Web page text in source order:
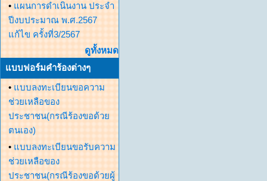
• แผนการดำเนินงาน ประจำ
ปีงบประมาณ พ.ศ.2567
แก้ไข ครั้งที่3/2567
ดูทั้งหมด
แบบฟอร์มคำร้องต่างๆ
• แบบลงทะเบียนขอความ
ช่วยเหลือของ
ประชาชน(กรณีร้องขอด้วย
ตนเอง)
• แบบลงทะเบียนขอรับความ
ช่วยเหลือของ
ประชาชน(กรณีร้องขอด้วยผู้